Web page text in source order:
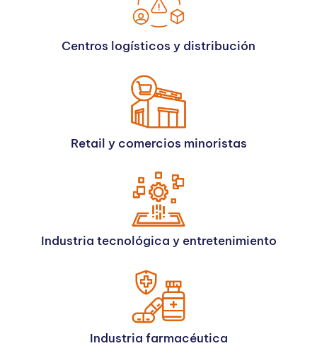
Centros logísticos y distribución
Retail y comercios minoristas
Industria tecnológica y entretenimiento
Industria farmacéutica